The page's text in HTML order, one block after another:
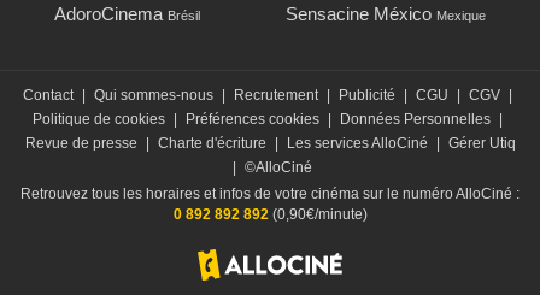
AdoroCinema Brésil Sensacine México Mexique
Contact Qui sommes-nous Recrutement Publicité CGU CGV
Politique de cookies
Préférences cookies Données Personnelles
Revue de presse
Charte d'écriture Les services AlloCiné
Gérer Utiq
©AlloCiné
Retrouvez tous les horaires et infos de votre cinéma sur le numéro AlloCiné :
0 892 892 892(0,90€/minute)